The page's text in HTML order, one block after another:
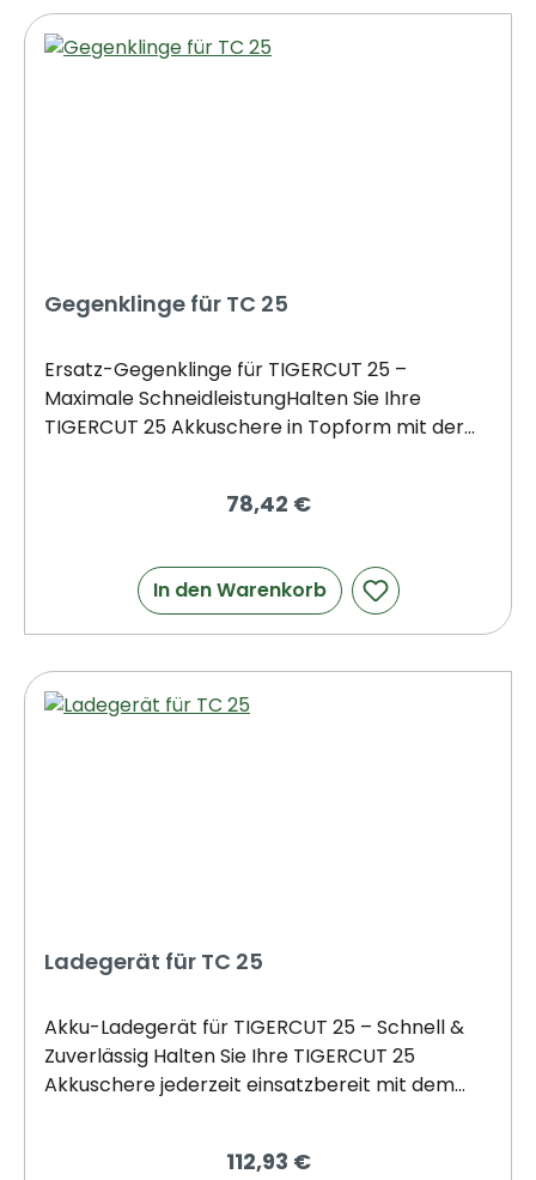
Laufzeit – Bis zu 4 Stunden Arbeitsdauer.Mit
diesem Ersatzakku bleibt Ihre Akkuschere
Gegenklinge für TC 25
Ersatz-Gegenklinge für TIGERCUT 25 –
Maximale SchneidleistungHalten Sie Ihre
TIGERCUT 25 Akkuschere in Topform mit der
sorgt für präzise Schnitte und eine optimale
Perfekt abgestimmt auf Ihre Akkuschere.-
Hochwertiges Material – Langlebig, robust und
widerstandsfähig.- Einfache Montage –
Arbeiten.- Optimale Schnittqualität –
Unterstützt ein sauberes und müheloses
78,42 €
In den Warenkorb
Ladegerät für TC 25
Akku-Ladegerät für TIGERCUT 25 – Schnell &
Zuverlässig Halten Sie Ihre TIGERCUT 25
Akkuschere jederzeit einsatzbereit mit dem
und effiziente Aufladung.- Perfekte
112,93 €